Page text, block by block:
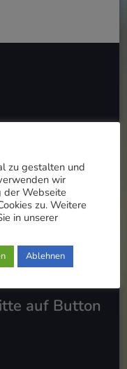
auf Button
zu gestalten und
wir
der Webseite
zu. Weitere
in unserer
Ablehnen